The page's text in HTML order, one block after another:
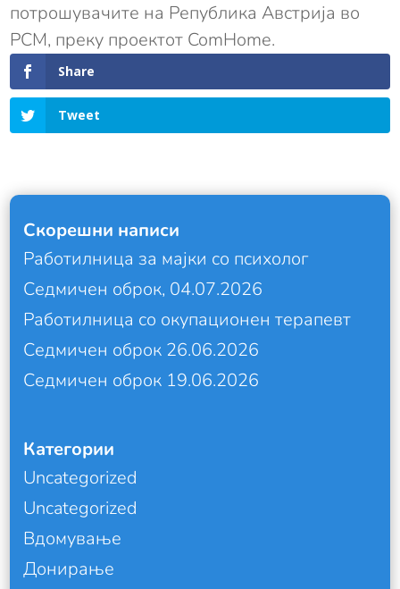
потрошувачите на Република Австрија во
РСМ, преку проектот ComHome.
Share
Tweet
Скорешни написи
Работилница за мајки со психолог
Седмичен оброк, 04.07.2026
Работилница со окупационен терапевт
Седмичен оброк 26.06.2026
Седмичен оброк 19.06.2026
Категории
Uncategorized
Uncategorized
Вдомување
Донирање